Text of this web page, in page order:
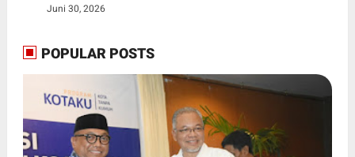
Juni 30, 2026
POPULAR POSTS